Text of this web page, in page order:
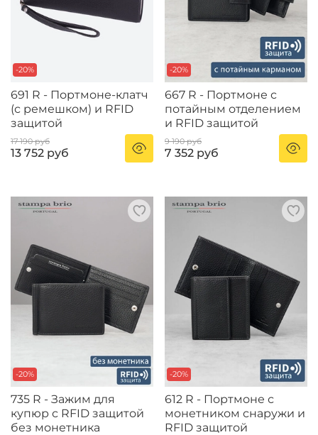
-20%
691 R - Портмоне-клатч
(с ремешком) и RFID
защитой
17 190 руб
13 752 руб
-20%
667 R - Портмоне с
потайным отделением
и RFID защитой
9 190 руб
7 352 руб
-20%
735 R - Зажим для
купюр с RFID защитой
без монетника
-20%
612 R - Портмоне с
монетником снаружи и
RFID защитой